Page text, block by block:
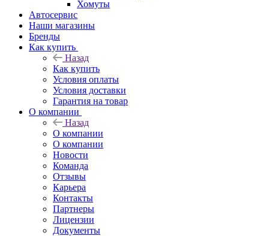
Хомуты
Автосервис
Наши магазины
Бренды
Как купить
Назад
Как купить
Условия оплаты
Условия доставки
Гарантия на товар
О компании
Назад
О компании
О компании
Новости
Команда
Отзывы
Карьера
Контакты
Партнеры
Лицензии
Документы